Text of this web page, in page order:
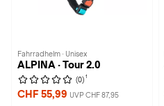
Fahrradhelm · Unisex
ALPINA · Tour 2.0
(0) 1
CHF 55,99 UVP CHF 87,95